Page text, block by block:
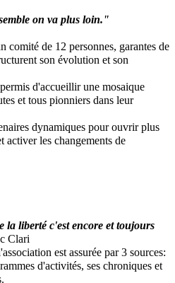
on va plus loin."
comité de 12 personnes, garantes de
son évolution et son
d'accueillir une mosaique
et tous pionniers dans leur
dynamiques pour ouvrir plus
activer les changements de
la liberté c'est encore et toujours
Clari
est assurée par 3 sources:
d'activités, ses chroniques et